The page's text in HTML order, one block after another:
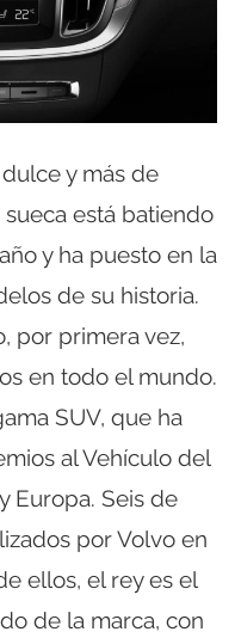
y más de
está batiendo
y ha puesto en la
de su historia.
por primera vez,
en todo el mundo.
SUV, que ha
al Vehículo del
Europa. Seis de
por Volvo en
ellos, el rey es el
de la marca, con